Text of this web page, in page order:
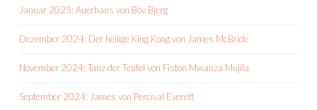
Januar 2025: Auerhaus von Bov Bjerg
Dezember 2024: Der heilige King Kong von James McBride
November 2024: Tanz der Teufel von Fiston Mwanza Mujila
September 2024: James von Percival Everett